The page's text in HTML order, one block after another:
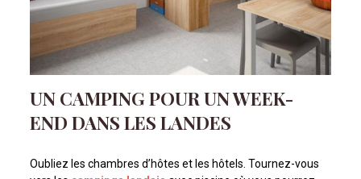
UN CAMPING POUR UN WEEK-
END DANS LES LANDES
Oubliez les chambres d’hôtes et les hôtels. Tournez-vous